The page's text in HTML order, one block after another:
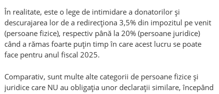
În realitate, este o lege de intimidare a donatorilor și
descurajarea lor de a redirecționa 3,5% din impozitul pe venit
(persoane fizice), respectiv până la 20% (persoane juridice)
când a rămas foarte puțin timp în care acest lucru se poate
face pentru anul fiscal 2025.
Comparativ, sunt multe alte categorii de persoane fizice și
juridice care NU au obligația unor declarații similare, începând